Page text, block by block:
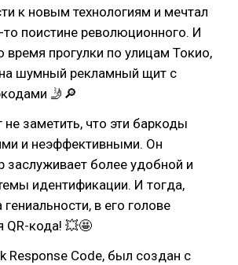
к новым технологиям и мечтал
то поистине революционного. И
прогулки по улицам Токио,
на шумный рекламный щит с
🤳🔎
заметить, что эти баркоды
и неэффективными. Он
заслуживает более удобной и
идентификации. И тогда,
в его голове
QR-кода! 💥🤩
Response Code, был создан с